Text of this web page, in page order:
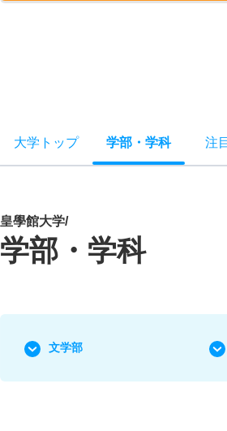
大学トップ 学部 ・ 学科 注
皇學館大学/
学部・学科
文学部